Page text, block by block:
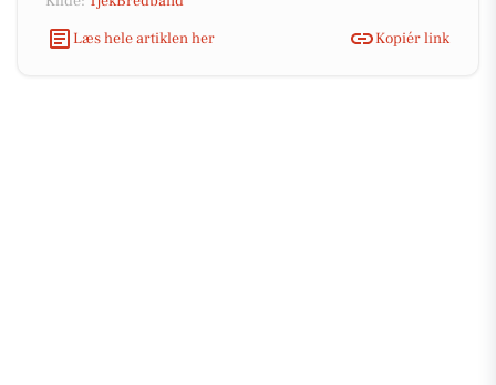
Læs hele artiklen her
Kopiér link